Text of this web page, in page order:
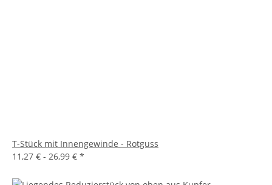
T-Stück mit Innengewinde - Rotguss
11,27 € - 26,99 € *